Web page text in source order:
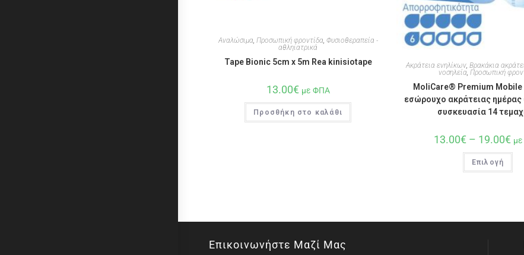
Αναλώσιμα Προσωπική φροντίδα Φυσιοθεραπεία -
αθληιατρικά
Tape Bionic 5cm x 5m Rea kinisiotape
13.00€ με ΦΠΑ
Προσθήκη στο καλάθι
Ακράτεια ενηλίκων,Βρακάκια
νοσηλεία, Προσωπική
MoliCare® Premium Mobile
εσώρουχο ακράτειας ημέρας
συσκευασία 14
13.00€– 19.00€
Επιλογή
Επικοινωνήστε Μαζί Μας